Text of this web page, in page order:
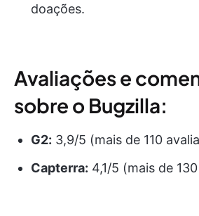
doações.
Avaliações e
sobre o Bugzilla:
G2: 3,9/5 (mais de 110
Capterra: 4,1/5 (mais de